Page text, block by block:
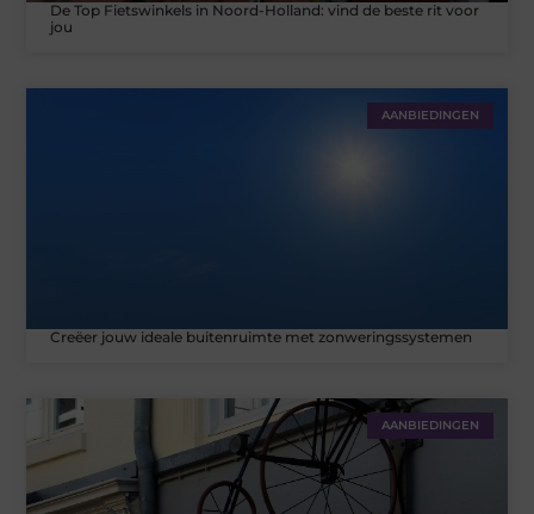
De Top Fietswinkels in Noord-Holland: vind de beste rit voor
jou
AANBIEDINGEN
Creëer jouw ideale buitenruimte met zonweringssystemen
AANBIEDINGEN